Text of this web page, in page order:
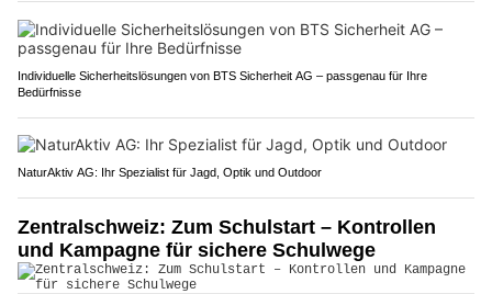
Individuelle Sicherheitslösungen von BTS Sicherheit AG – passgenau für Ihre
Bedürfnisse
NaturAktiv AG: Ihr Spezialist für Jagd, Optik und Outdoor
Zentralschweiz: Zum Schulstart – Kontrollen
und Kampagne für sichere Schulwege